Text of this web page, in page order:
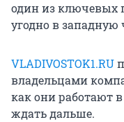
один из ключевых
угодно в западную
VLADIVOSTOK1.RU
владельцами
как они работают
ждать дальше.